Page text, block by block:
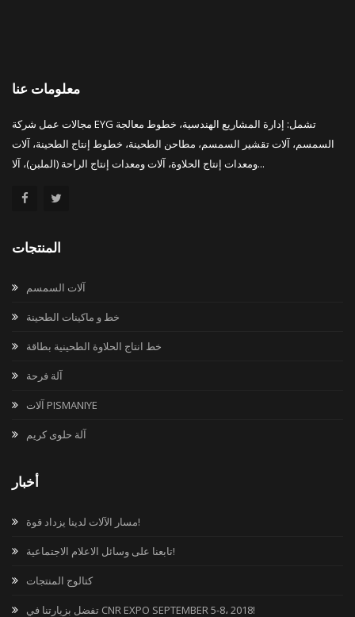
معلومات عنا
مجالات عمل شركة EYG تشمل: إدارة المشاريع الهندسية، خطوط معالجة
السمسم، آلات تقشير السمسم، مطاحن الطحينة، خطوط إنتاج الطحينة، آلات
ومعدات إنتاج الحلاوة، آلات ومعدات إنتاج الراحة (الملبن)، آلا...
المنتجات
آلات السمسم
خط و ماكينات الطحينة
خط انتاج الحلاوة الطحينية بطاقة
آلة فرحة
آلات PISMANIYE
آلة حلوى كريم
أخبار
مسار الآلات لدينا يزداد قوة!
تابعنا على وسائل الاعلام الاجتماعية!
كتالوج المنتجات
تفضل بزيارتنا في CNR EXPO SEPTEMBER 5-8، 2018!